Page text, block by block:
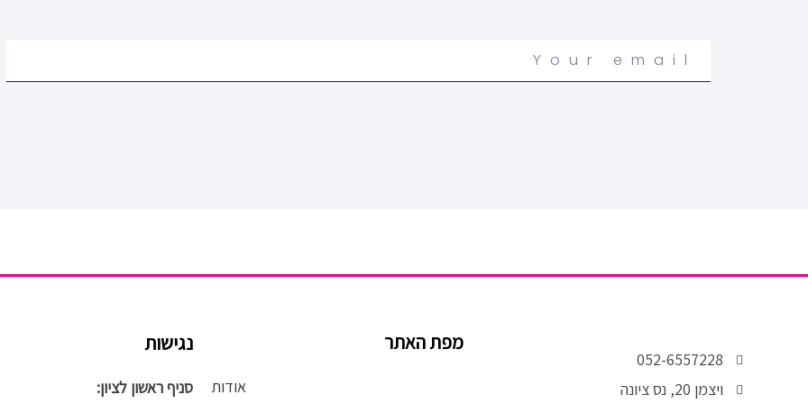
Your
email
052-6557228
ויצמן 20, נס ציונה
מפת האתר
אודות
נגישות
סניף ראשון לציון: